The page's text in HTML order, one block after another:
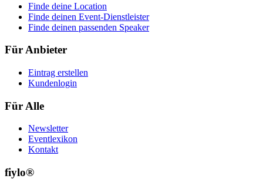
Finde deine Location
Finde deinen Event-Dienstleister
Finde deinen passenden Speaker
Für Anbieter
Eintrag erstellen
Kundenlogin
Für Alle
Newsletter
Eventlexikon
Kontakt
fiylo®